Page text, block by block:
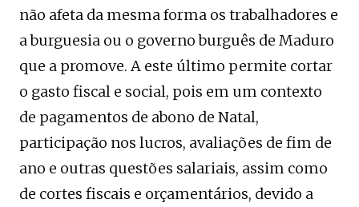
não afeta da mesma forma os trabalhadores e
a burguesia ou o governo burguês de Maduro
que a promove. A este último permite cortar
o gasto fiscal e social, pois em um contexto
de pagamentos de abono de Natal,
participação nos lucros, avaliações de fim de
ano e outras questões salariais, assim como
de cortes fiscais e orçamentários, devido a